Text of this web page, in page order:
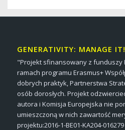
GENERATIVITY: MANAGE IT!
"Projekt sfinansowany z funduszy
ramach programu Erasmus+
dobrych praktyk, Partnerstwa
osób dorosłych. Projekt
autora i Komisja Europejska nie
umieszczoną w nich zawartość
projektu:2016-1-BE01-KA204-016279